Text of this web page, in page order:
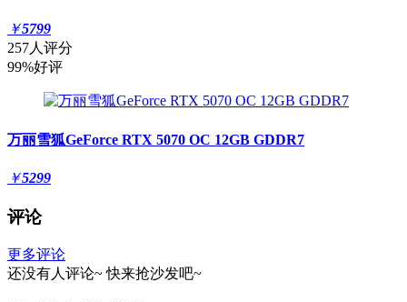
￥5799
257人评分
99%好评
万丽雪狐GeForce RTX 5070 OC 12GB GDDR7
￥5299
评论
更多评论
还没有人评论~ 快来抢沙发吧~